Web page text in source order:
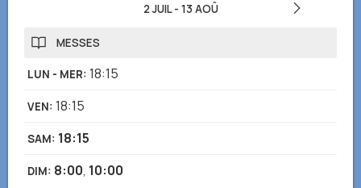
2 JUIL- 13 AOÛ
MESSES
LUN - MER: 18:15
VEN: 18:15
SAM: 18:15
DIM: 8:00, 10:00